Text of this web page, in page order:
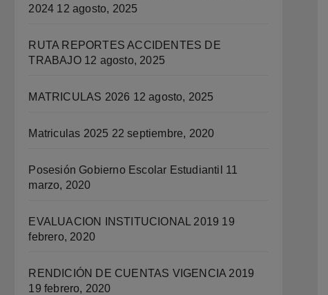
2024 12 agosto, 2025
RUTA REPORTES ACCIDENTES DE
TRABAJO 12 agosto, 2025
MATRICULAS 2026 12 agosto, 2025
Matriculas 2025 22 septiembre, 2020
Posesión Gobierno Escolar Estudiantil
11
marzo, 2020
EVALUACION INSTITUCIONAL 2019 19
febrero, 2020
RENDICIÓN DE CUENTAS VIGENCIA 2019
19 febrero, 2020